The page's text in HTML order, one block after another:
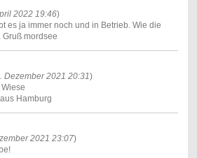
2022 19:46)
es ja immer noch und in Betrieb. Wie die
mordsee
Dezember 2021 20:31)
Hamburg
2021 23:07)